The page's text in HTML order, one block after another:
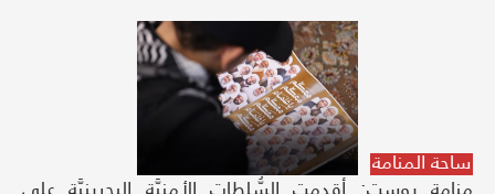
ساحة المنامة